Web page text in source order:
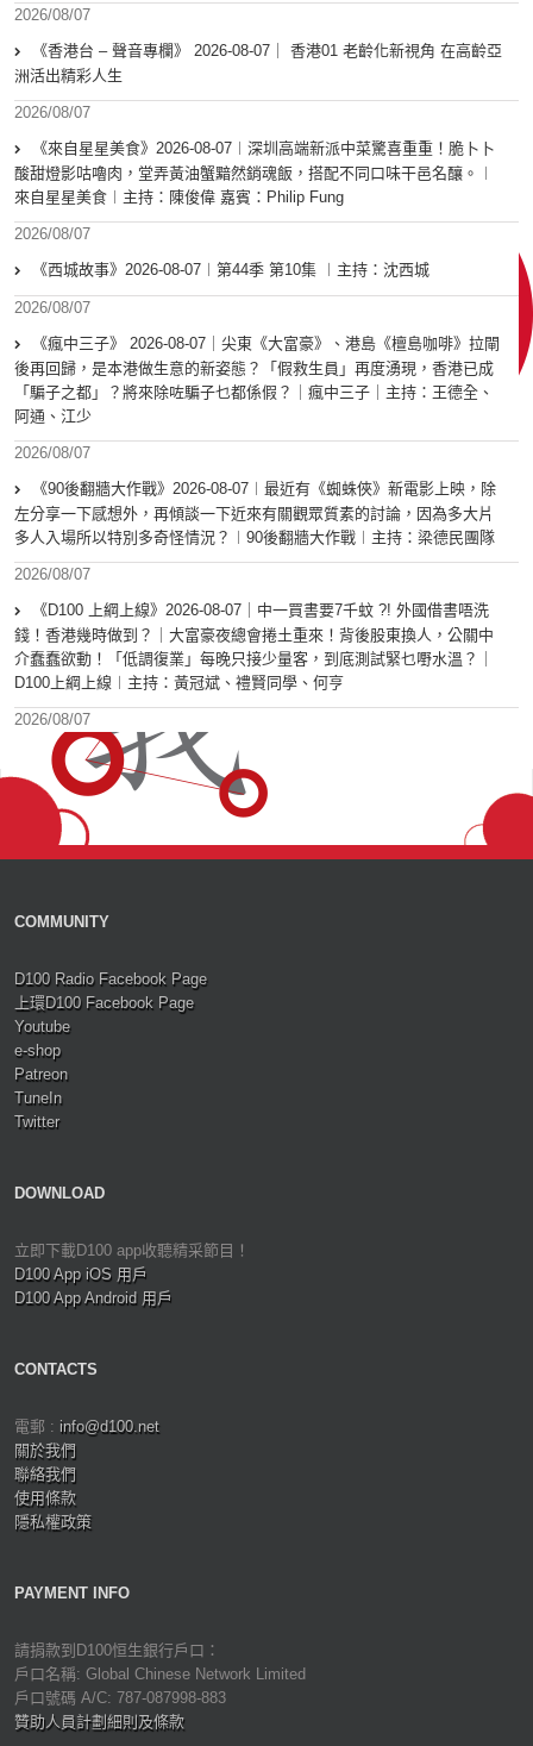
2026/08/07
《香港台 – 聲音專欄》 2026-08-07｜ 香港01 老齡化新視角 在高齡亞
洲活出精彩人生
2026/08/07
《來自星星美食》2026-08-07︱深圳高端新派中菜驚喜重重！脆卜卜
酸甜燈影咕嚕肉，堂弄黃油蟹黯然銷魂飯，搭配不同口味干邑名釀。︱
來自星星美食︱主持：陳俊偉 嘉賓：Philip Fung
2026/08/07
《西城故事》2026-08-07︱第44季 第10集 ︱主持：沈西城
2026/08/07
《瘋中三子》 2026-08-07｜尖東《大富豪》、港島《檀島咖啡》拉閘
後再回歸，是本港做生意的新姿態？「假救生員」再度湧現，香港已成
「騙子之都」？將來除咗騙子乜都係假？｜瘋中三子｜主持：王德全、
阿通、江少
2026/08/07
《90後翻牆大作戰》2026-08-07︱最近有《蜘蛛俠》新電影上映，除
左分享一下感想外，再傾談一下近來有關觀眾質素的討論，因為多大片
多人入場所以特別多奇怪情況？︱90後翻牆大作戰︱主持：梁德民團隊
2026/08/07
《D100 上綱上線》2026-08-07｜中一買書要7千蚊 ?! 外國借書唔洗
錢！香港幾時做到？｜大富豪夜總會捲土重來！背後股東換人，公關中
介蠢蠢欲動！「低調復業」每晚只接少量客，到底測試緊乜嘢水溫？｜
D100上綱上線︱主持：黃冠斌、禮賢同學、何亨
2026/08/07
COMMUNITY
D100 Radio Facebook Page
上環D100 Facebook Page
Youtube
e-shop
Patreon
TuneIn
Twitter
DOWNLOAD
立即下載D100 app收聽精采節目！
D100 App iOS 用戶
D100 App Android 用戶
CONTACTS
電郵 : info@d100.net
關於我們
聯絡我們
使用條款
隱私權政策
PAYMENT INFO
請捐款到D100恒生銀行戶口：
戶口名稱: Global Chinese Network Limited
戶口號碼 A/C: 787-087998-883
贊助人員計劃細則及條款